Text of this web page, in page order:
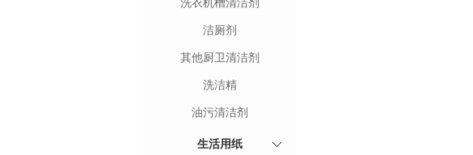
洁厕剂
其他厨卫清洁剂
洗洁精
油污清洁剂
生活用纸